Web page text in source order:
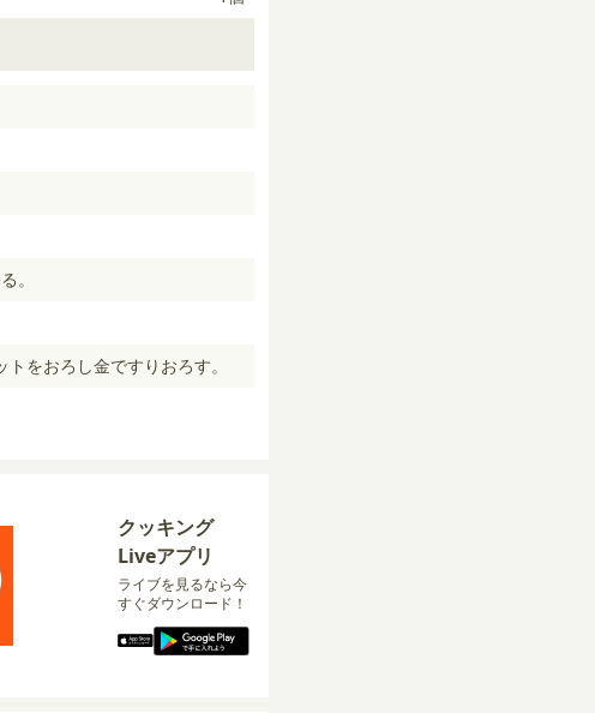
。
をおろし金ですりおろす。
クッキング
Liveアプリ
ライブを見るなら今
すぐダウンロード！